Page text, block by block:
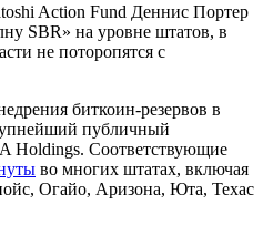
Action Fund Деннис Портер
SBR» на уровне штатов, в
не поторопятся с
биткоин-резервов в
публичный
Holdings. Соответствующие
во многих штатах, включая
Огайо, Аризона, Юта, Техас